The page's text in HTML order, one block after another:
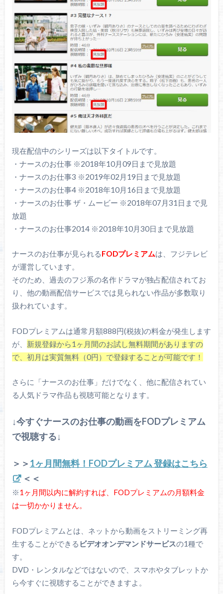
現在配信中のシリーズは以下タイトルです。
・ナースのお仕事 ※2018年10月09日まで見放題
・ナースのお仕事3 ※2019年02月19日まで見放題
・ナースのお仕事4 ※2018年10月16日まで見放題
・ナースのお仕事 ザ・ムービー ※2018年07月31日まで見
放題
・ナースのお仕事2014 ※2018年10月30日まで見放題
ナースのお仕事が見られるFODプレミアムは、フジテレビ
が運営しています。
そのため、過去のフジ系の名作ドラマが独占配信されてお
り、他の動画配信サービスでは見られない作品が多数取り
扱われています。
FODプレミアムは通常月額888円(税抜)の料金が発生します
が、 新規登録から1ヶ月間のお試し無料期間がありますの
で、初月は実質無料（0円）で登録することが可能です！
さらに「ナースのお仕事」だけでなく、他に配信されてい
る人気ドラマ作品も視聴可能となります。
↓今すぐナースのお仕事の動画をFODプレミアム
で視聴する↓
＞＞ 1ヶ月間無料！FODプレミアム 登録はこちら
＜＜
※1ヶ月間以内に解約すれば、FODプレミアムの月額料金
は一切かかりません。
FODプレミアムとは、ネットから動画をストリーミング再
生することができる ビデオオンデマンドサービスの1種で
す。
DVD・レンタルなどではないので、スマホやタブレットか
ら今すぐに視聴することができますよ。